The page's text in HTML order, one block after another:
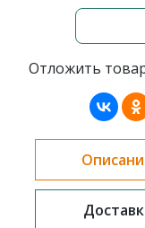
Отложить